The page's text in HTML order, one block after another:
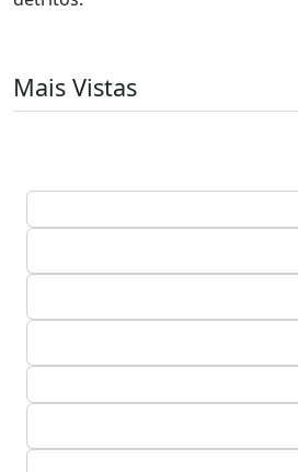
Mais Vistas